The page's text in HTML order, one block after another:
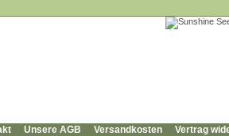
Unsere AGB Versandkosten Vertrag